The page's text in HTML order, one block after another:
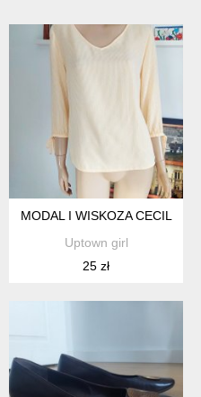
MODAL I WISKOZA CECIL
Uptown girl
25 zł